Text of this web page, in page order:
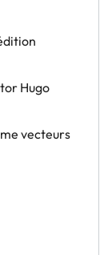
Hugo
vecteurs